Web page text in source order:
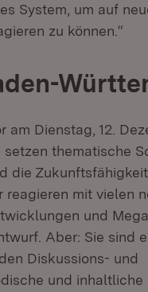
System, um auf
zu können.“
Dienstag, 12.
thematische
die
mit vielen
und
Aber: Sie sind
Diskussions- und
und inhaltliche